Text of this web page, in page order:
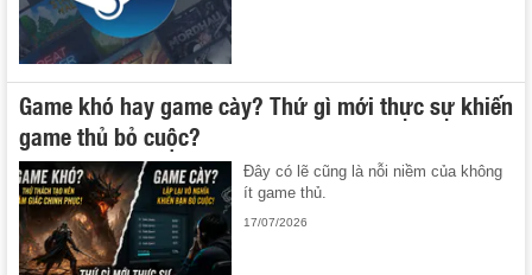
Game khó hay game cày? Thứ gì mới thực sự khiến
game thủ bỏ cuộc?
Đây có lẽ cũng là nỗi niềm của không
ít game thủ.
17/07/2026